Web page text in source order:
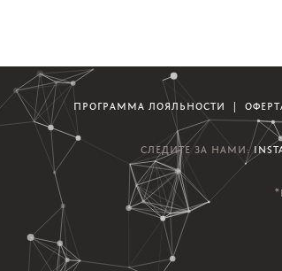
ПРОГРАММА ЛОЯЛЬНОСТИ
СЛЕДИТЕ ЗА НАМИ: